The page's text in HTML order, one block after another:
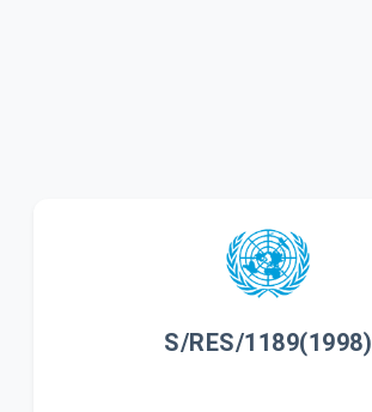
S/RES/1189(1998)